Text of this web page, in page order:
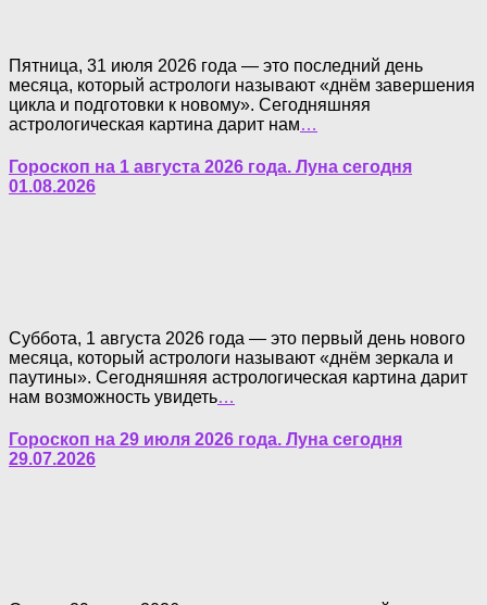
Пятница, 31 июля 2026 года — это последний день
месяца, который астрологи называют «днём завершения
цикла и подготовки к новому». Сегодняшняя
астрологическая картина дарит нам…
Гороскоп на 1 августа 2026 года. Луна сегодня
01.08.2026
Суббота, 1 августа 2026 года — это первый день нового
месяца, который астрологи называют «днём зеркала и
паутины». Сегодняшняя астрологическая картина дарит
нам возможность увидеть…
Гороскоп на 29 июля 2026 года. Луна сегодня
29.07.2026